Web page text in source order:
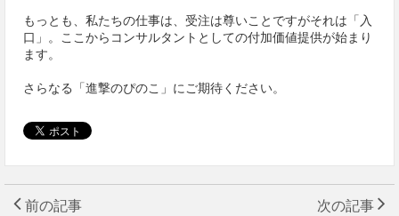
もっとも、私たちの仕事は、受注は尊いことですがそれは「入
口」。ここからコンサルタントとしての付加価値提供が始まり
ます。
さらなる「進撃のぴのこ」にご期待ください。
前の記事 次の記事